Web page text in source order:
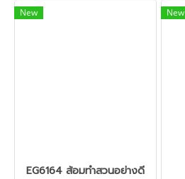
New
EG6164 ส้อมทำสวนอย่างดี
New